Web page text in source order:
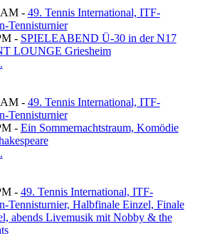
AM - 49. Tennis International, ITF-
Tennisturnier
- SPIELEABEND Ü-30 in der N17
LOUNGE Griesheim
AM - 49. Tennis International, ITF-
Tennisturnier
- Ein Sommernachtstraum, Komödie
- 49. Tennis International, ITF-
Tennisturnier, Halbfinale Einzel, Finale
abends Livemusik mit Nobby & the